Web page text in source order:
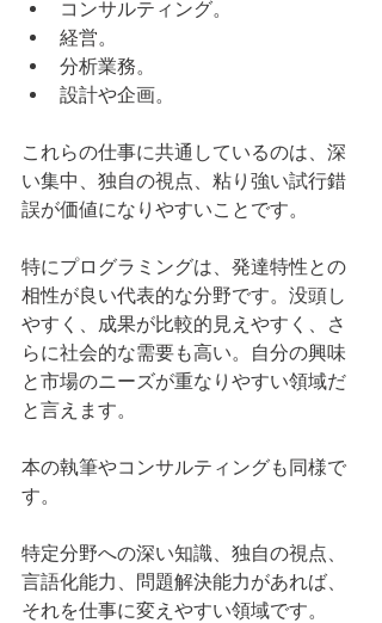
コンサルティング。
経営。
分析業務。
設計や企画。
これらの仕事に共通しているのは、深
い集中、独自の視点、粘り強い試行錯
誤が価値になりやすいことです。
特にプログラミングは、発達特性との
相性が良い代表的な分野です。没頭し
やすく、成果が比較的見えやすく、さ
らに社会的な需要も高い。自分の興味
と市場のニーズが重なりやすい領域だ
と言えます。
本の執筆やコンサルティングも同様で
す。
特定分野への深い知識、独自の視点、
言語化能力、問題解決能力があれば、
それを仕事に変えやすい領域です。